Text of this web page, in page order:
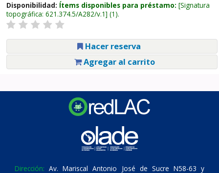
Disponibilidad: Ítems disponibles para préstamo: Signatura
topográfica: 621.374.5/A282/v.1 (1).
Hacer reserva
Agregar al carrito
Dirección: Av. Mariscal Antonio José de Sucre N58-63 y